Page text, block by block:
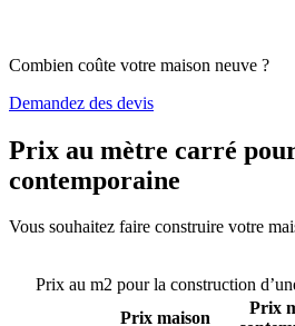
Combien coûte votre maison neuve ?
Demandez des devis
Prix au mètre carré
contemporaine
Vous souhaitez faire construire votre
Prix au m2 pour la construction
Prix maison
Prix